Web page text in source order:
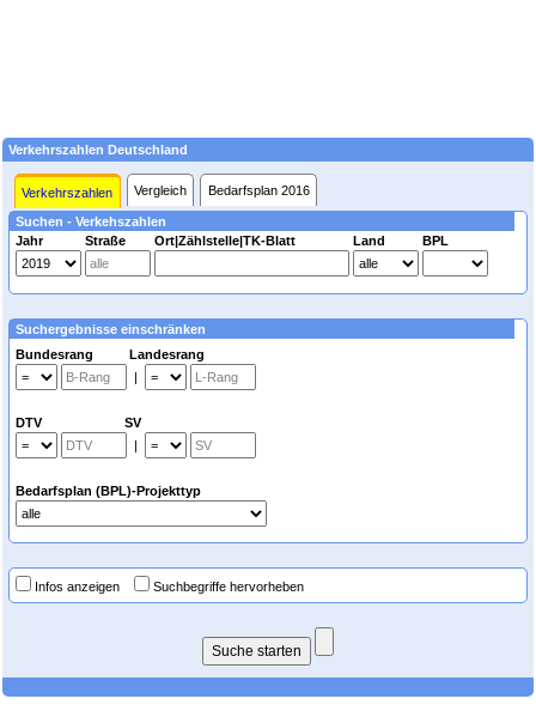
Verkehrszahlen Deutschland
Verkehrszahlen Vergleich Bedarfsplan 2016
Suchen - Verkehszahlen
Jahr
Straße Ort|Zählstelle|TK-Blatt Land BPL
Suchergebnisse einschränken
Bundesrang Landesrang
|
DTV SV
|
Bedarfsplan (BPL)-Projekttyp
Infos anzeigen Suchbegriffe hervorheben